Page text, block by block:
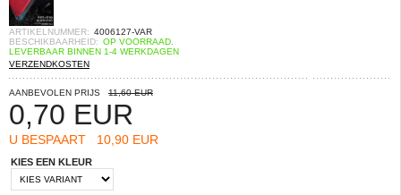
ARTIKELNUMMER: 4006127-VAR
BESCHIKBAARHEID: OP VOORRAAD.
LEVERBAAR BINNEN 1-4 WERKDAGEN
VERZENDKOSTEN
AANBEVOLEN PRIJS 11,60 EUR
0,70 EUR
U BESPAART 10,90 EUR
KIES EEN KLEUR